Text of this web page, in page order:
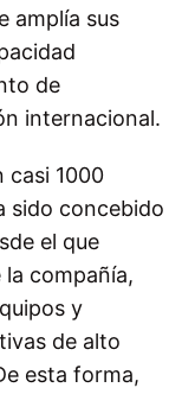
amplía sus
de
internacional.
casi 1000
sido concebido
el que
compañía,
y
de alto
esta forma,